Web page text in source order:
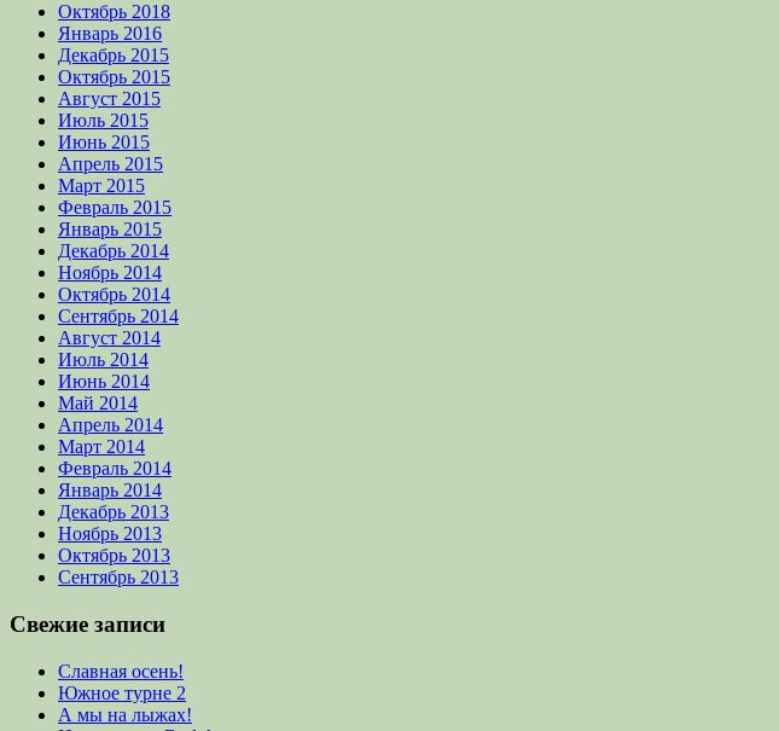
Октябрь 2018
Январь 2016
Декабрь 2015
Октябрь 2015
Август 2015
Июль 2015
Июнь 2015
Апрель 2015
Март 2015
Февраль 2015
Январь 2015
Декабрь 2014
Ноябрь 2014
Октябрь 2014
Сентябрь 2014
Август 2014
Июль 2014
Июнь 2014
Май 2014
Апрель 2014
Март 2014
Февраль 2014
Январь 2014
Декабрь 2013
Ноябрь 2013
Октябрь 2013
Сентябрь 2013
Свежие записи
Славная осень!
Южное турне 2
А мы на лыжах!